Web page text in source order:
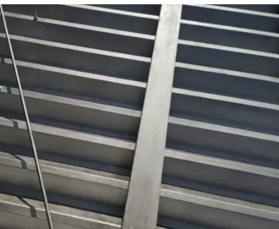
などが原因となって発生します。
が原因とされています。
化にもつながってしまうため、定期的なメンテナ
工程に入れるわけではありません。